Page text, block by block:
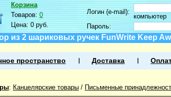
Корзина
Товаров:0
Цена:0 руб.
Логин (e-mail):
компьютер
Пароль:
из 2 шариковых ручек FunWrite Keep
пространство Доставка
: Канцелярские товары / Письменные